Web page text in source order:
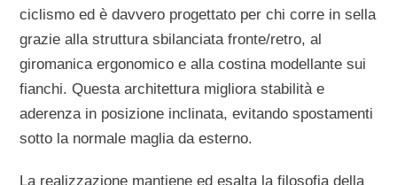
ciclismo ed è davvero progettato per chi corre in sella
grazie alla struttura sbilanciata fronte/retro, al
giromanica ergonomico e alla costina modellante sui
fianchi. Questa architettura migliora stabilità e
aderenza in posizione inclinata, evitando spostamenti
sotto la normale maglia da esterno.
La realizzazione mantiene ed esalta la filosofia della